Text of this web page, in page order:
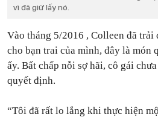
vì đã giữ lấy nó.
Vào tháng 5/2016 , Colleen đã trải
cho bạn trai của mình, đây là món
ấy. Bất chấp nỗi sợ hãi, cô gái
quyết định.
“Tôi đã rất lo lắng khi thực hiện